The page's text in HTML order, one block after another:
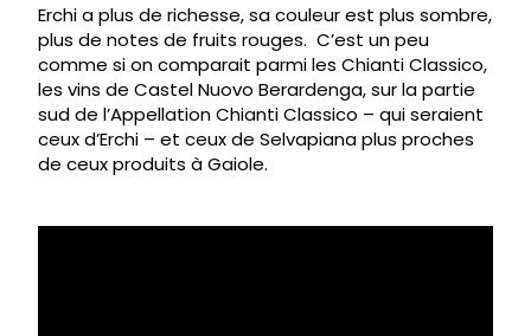
Erchi a plus de richesse, sa couleur est plus sombre,
plus de notes de fruits rouges. C’est un peu
comme si on comparait parmi les Chianti Classico,
les vins de Castel Nuovo Berardenga, sur la partie
sud de l’Appellation Chianti Classico – qui seraient
ceux d’Erchi – et ceux de Selvapiana plus proches
de ceux produits à Gaiole.